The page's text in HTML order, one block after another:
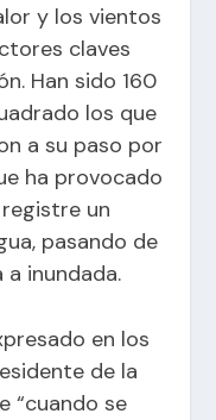
y los vientos
claves
Han sido 160
los que
a su paso por
ha provocado
un
pasando de
inundada.
en los
de la
“cuando se